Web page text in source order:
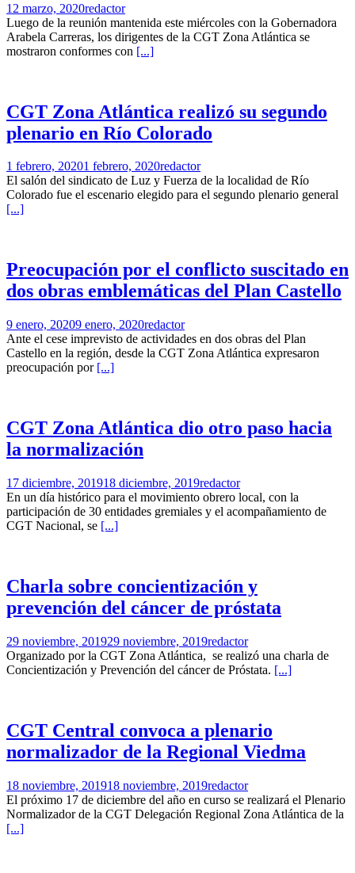
12 marzo, 2020redactor
Luego de la reunión mantenida este miércoles con la Gobernadora
Arabela Carreras, los dirigentes de la CGT Zona Atlántica se
mostraron conformes con [...]
CGT Zona Atlántica realizó su segundo
plenario en Río Colorado
1 febrero, 20201 febrero, 2020redactor
El salón del sindicato de Luz y Fuerza de la localidad de Río
Colorado fue el escenario elegido para el segundo plenario general
[...]
Preocupación por el conflicto suscitado en
dos obras emblemáticas del Plan Castello
9 enero, 20209 enero, 2020redactor
Ante el cese imprevisto de actividades en dos obras del Plan
Castello en la región, desde la CGT Zona Atlántica expresaron
preocupación por [...]
CGT Zona Atlántica dio otro paso hacia
la normalización
17 diciembre, 201918 diciembre, 2019redactor
En un día histórico para el movimiento obrero local, con la
participación de 30 entidades gremiales y el acompañamiento de
CGT Nacional, se [...]
Charla sobre concientización y
prevención del cáncer de próstata
29 noviembre, 201929 noviembre, 2019redactor
Organizado por la CGT Zona Atlántica, se realizó una charla de
Concientización y Prevención del cáncer de Próstata. [...]
CGT Central convoca a plenario
normalizador de la Regional Viedma
18 noviembre, 201918 noviembre, 2019redactor
El próximo 17 de diciembre del año en curso se realizará el Plenario
Normalizador de la CGT Delegación Regional Zona Atlántica de la
[...]